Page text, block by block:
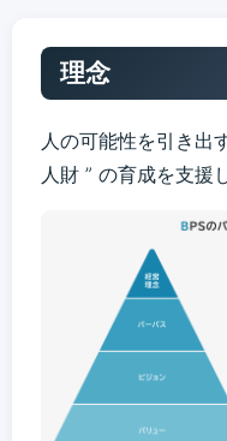
理念
人の可能性を引き出
人財 ” の育成を支援